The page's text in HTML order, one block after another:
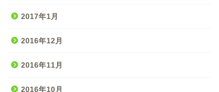
2017年1月
2016年12月
2016年11月
2016年10月